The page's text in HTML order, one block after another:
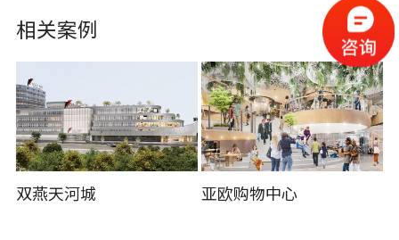
相关案例
双燕天河城 亚欧购物中心